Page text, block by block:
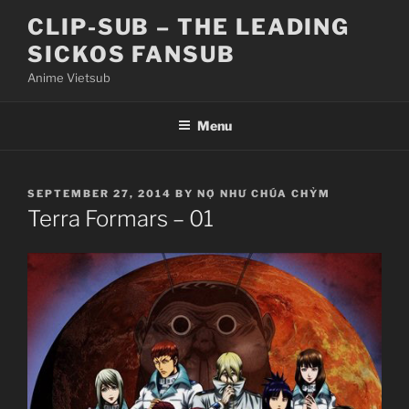
content
CLIP-SUB – THE LEADING
SICKOS FANSUB
Anime Vietsub
Menu
POSTED
ON
SEPTEMBER 27, 2014 BY NỢ NHƯ CHÚA CHỶM
Terra Formars – 01